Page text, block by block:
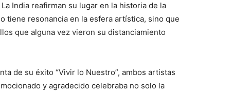
India reafirman su lugar en la historia de la
tiene resonancia en la esfera artística, sino que
que alguna vez vieron su distanciamiento
de su éxito “Vivir lo Nuestro”, ambos artistas
y agradecido celebraba no solo la